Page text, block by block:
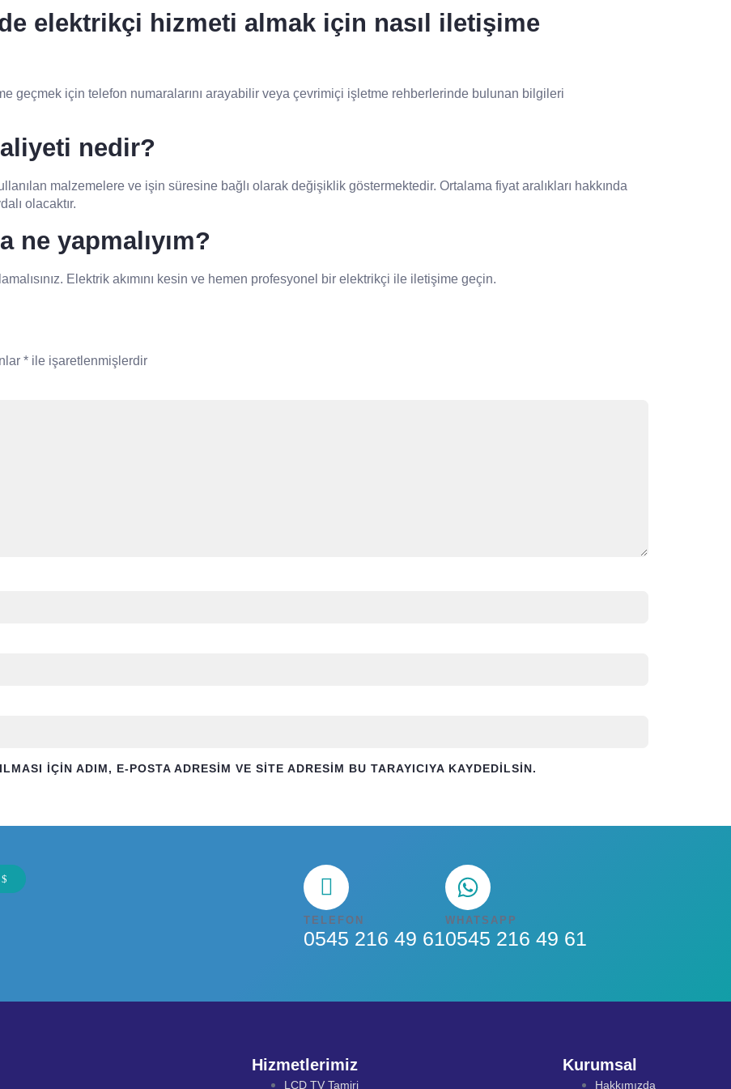
elektrikçi hizmeti almak için nasıl iletişime
geçmek için telefon numaralarını arayabilir veya çevrimiçi işletme rehberlerinde bulunan bilgileri
nedir?
malzemelere ve işin süresine bağlı olarak değişiklik göstermektedir. Ortalama fiyat aralıkları hakkında
olacaktır.
ne yapmalıyım?
Elektrik akımını kesin ve hemen profesyonel bir elektrikçi ile iletişime geçin.
* ile işaretlenmişlerdir
IÇIN ADIM, E-POSTA ADRESIM VE SITE ADRESIM BU TARAYICIYA KAYDEDILSIN.
TELEFON
0545 216 49 61
WHATSAPP
0545 216 49 61
Hizmetlerimiz
LCD TV Tamiri
Kurumsal
Hakkımızda